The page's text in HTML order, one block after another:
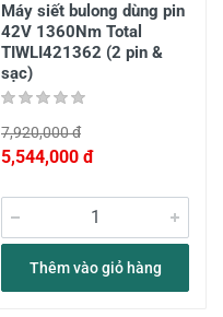
Máy siết bulong dùng pin
42V 1360Nm Total
TIWLI421362 (2 pin &
sạc)
7,920,000 đ
5,544,000 đ
Thêm vào giỏ hàng